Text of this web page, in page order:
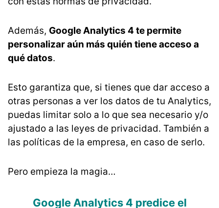
Además, Google Analytics 4 te permite
personalizar aún más quién tiene acceso a
qué datos.
Esto garantiza que, si tienes que dar acceso a
otras personas a ver los datos de tu Analytics,
puedas limitar solo a lo que sea necesario y/o
ajustado a las leyes de privacidad. También a
las políticas de la empresa, en caso de serlo.
Pero empieza la magia…
Google Analytics 4 predice el